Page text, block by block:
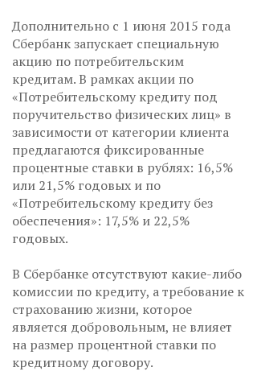
Дополнительно с 1 июня 2015 года
Сбербанк запускает специальную
акцию по потребительским
кредитам. В рамках акции по
«Потребительскому кредиту под
поручительство физических лиц» в
зависимости от категории клиента
предлагаются фиксированные
процентные ставки в рублях: 16,5%
или 21,5% годовых и по
«Потребительскому кредиту без
обеспечения»: 17,5% и 22,5%
годовых.
В Сбербанке отсутствуют какие-либо
комиссии по кредиту, а требование к
страхованию жизни, которое
является добровольным, не влияет
на размер процентной ставки по
кредитному договору.